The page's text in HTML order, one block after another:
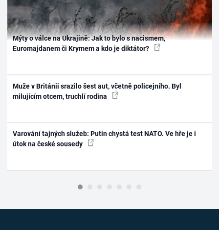
Mýty o válce na Ukrajině: Jak to bylo s nacismem,
Euromajdanem či Krymem a kdo je diktátor?
Muže v Británii srazilo šest aut, včetně policejního. Byl
milujícím otcem, truchlí rodina
Varování tajných služeb: Putin chystá test NATO. Ve hře je i
útok na české sousedy